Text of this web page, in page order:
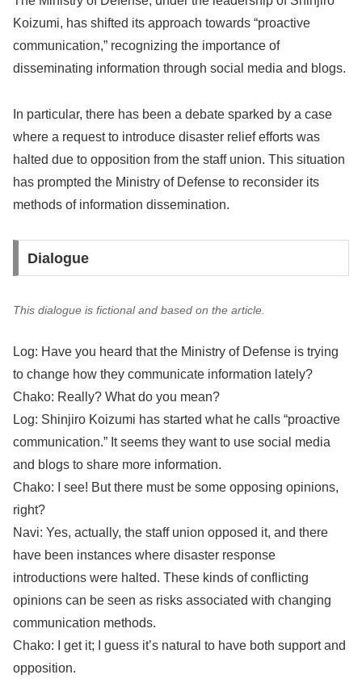
Koizumi, has shifted its approach towards “proactive
communication,” recognizing the importance of
disseminating information through social media and blogs.
In particular, there has been a debate sparked by a case
where a request to introduce disaster relief efforts was
halted due to opposition from the staff union. This situation
has prompted the Ministry of Defense to reconsider its
methods of information dissemination.
Dialogue
This dialogue is fictional and based on the article.
Log: Have you heard that the Ministry of Defense is trying
to change how they communicate information lately?
Chako: Really? What do you mean?
Log: Shinjiro Koizumi has started what he calls “proactive
communication.” It seems they want to use social media
and blogs to share more information.
Chako: I see! But there must be some opposing opinions,
right?
Navi: Yes, actually, the staff union opposed it, and there
have been instances where disaster response
introductions were halted. These kinds of conflicting
opinions can be seen as risks associated with changing
communication methods.
Chako: I get it; I guess it’s natural to have both support and
opposition.